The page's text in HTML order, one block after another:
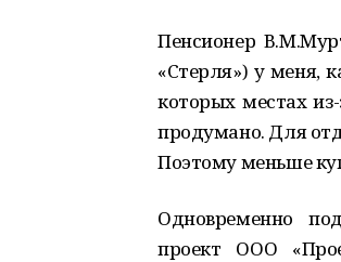
Пенсионер
«Стерля») у меня,
которых местах
продумано. Для
Поэтому меньше
Одновременно
проект ООО